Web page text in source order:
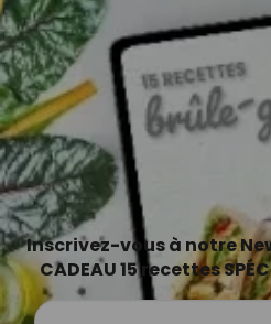
Inscrivez-vous à notre
CADEAU 15 recettes